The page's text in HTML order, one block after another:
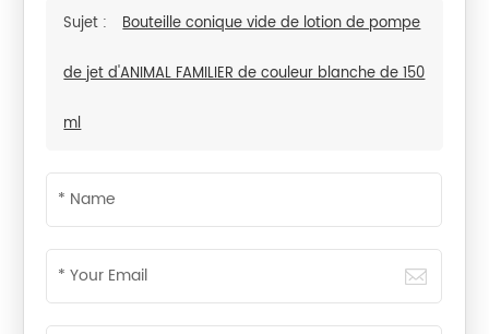
Sujet : Bouteille conique vide de lotion de pompe
de jet d'ANIMAL FAMILIER de couleur blanche de 150
ml